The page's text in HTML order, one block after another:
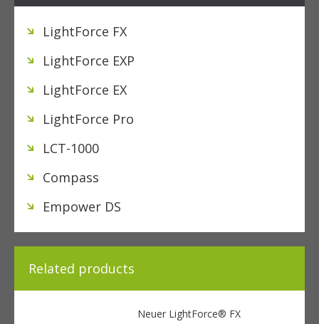
LightForce FX
LightForce EXP
LightForce EX
LightForce Pro
LCT-1000
Compass
Empower DS
Related products
Neuer LightForce® FX